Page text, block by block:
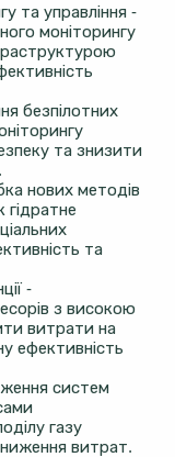
та управління -
моніторингу
безпілотних
та знизити
нових методів
гідратне
та
-
з високою
витрати на
ефективність
систем
газу
витрат.